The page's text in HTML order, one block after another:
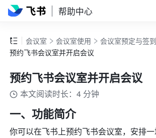
帮助中心
会议室 会议室使用
会议室预定与签到
预约飞书会议室并开启会议
预约飞书会议室并开启会议
本文阅读时长：4 分钟
一、功能简介
你可以在飞书上预约飞书会议室，安排